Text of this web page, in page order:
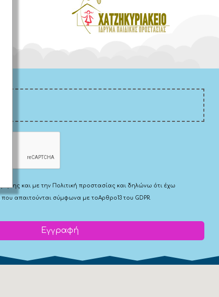
και με την Πολιτική προστασίας και δηλώνω ότι έχω
που απαιτούνται σύμφωνα με τοΑρθρο13 του GDPR.
Εγγραφή